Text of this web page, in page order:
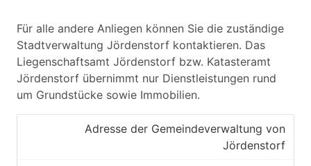
Für alle andere Anliegen können Sie die zuständige
Stadtverwaltung Jördenstorf kontaktieren. Das
Liegenschaftsamt Jördenstorf bzw. Katasteramt
Jördenstorf übernimmt nur Dienstleistungen rund
um Grundstücke sowie Immobilien.
Adresse der Gemeindeverwaltung von
Jördenstorf